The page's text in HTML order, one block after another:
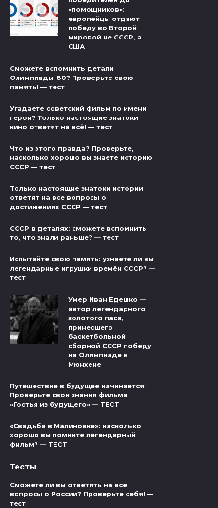
«помощников»:
европейцы отдают
победу во Второй
мировой не СССР, а
США
Сможете вспомнить детали
Олимпиады-80? Проверьте свою
память! — тест
Угадаете советский фильм по имени
героя? Только настоящие знатоки
кино ответят на всё! — тест
Что из этого правда? Проверьте,
насколько хорошо вы знаете историю
СССР — тест
Только настоящие знатоки истории
ответят на все вопросы о
достижениях СССР — тест
СССР в деталях: сможете вспомнить
то, что знали раньше? — тест
Испытайте свою память: узнаете ли вы
легендарные игрушки времён СССР? —
тест
Умер Иван Едешко —
автор легендарного
золотого паса,
принесшего
баскетбольной
сборной СССР победу
на Олимпиаде в
Мюнхене
Путешествие в будущее начинается!
Проверьте свои знания фильма
«Гостья из будущего» — ТЕСТ
«Свадьба в Малиновке»: насколько
хорошо вы помните легендарный
фильм? — ТЕСТ
Тесты
Сможете ли вы ответить на все
вопросы о России? Проверьте себя! —
тест